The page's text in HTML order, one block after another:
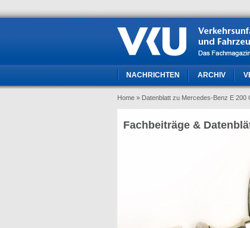
NACHRICHTEN ARCHIV
Home » Datenblatt zu Mercedes-Benz E 200
Fachbeiträge &